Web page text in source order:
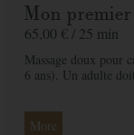
Mon premier
65,00 € / 25 min
Massage doux pour
6 ans). Un adulte doit
More